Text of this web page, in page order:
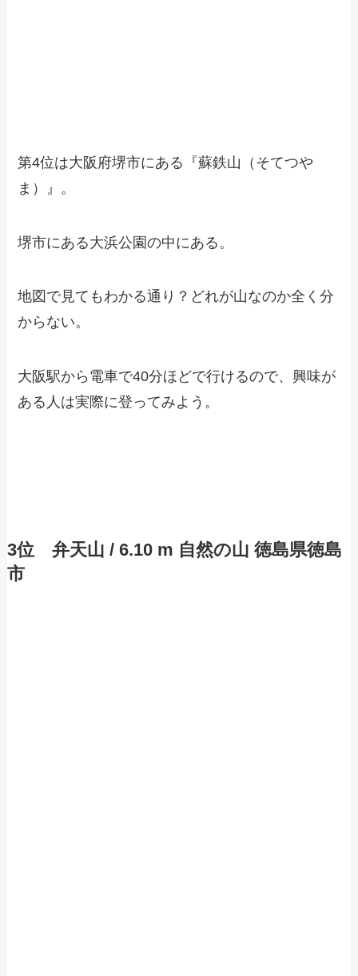
第4位は大阪府堺市にある『蘇鉄山（そてつや
ま）』。
堺市にある大浜公園の中にある。
地図で見てもわかる通り？どれが山なのか全く分
からない。
大阪駅から電車で40分ほどで行けるので、興味が
ある人は実際に登ってみよう。
3位 弁天山 / 6.10 m 自然の山 徳島県徳島
市